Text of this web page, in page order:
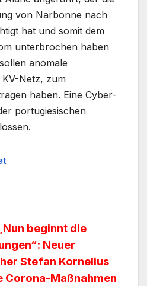
von Narbonne nach
hat und somit dem
unterbrochen haben
anomale
Netz, zum
haben. Eine Cyber-
portugiesischen
beginnt die
Neuer
Stefan Kornelius
Maßnahmen